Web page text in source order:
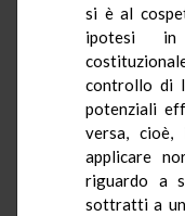
si è al
ipotesi in
controllo di
potenziali
versa,
applicare
riguardo a
sottratti a